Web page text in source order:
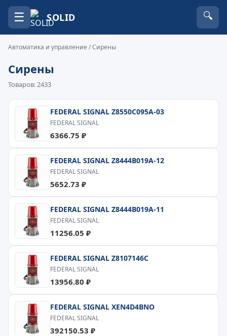
☰ SOLID 🔍
Автоматика и управление / Сирены
Сирены
Товаров: 2433
FEDERAL SIGNAL Z8550C095A-03
FEDERAL SIGNAL
6366.75 ₽
FEDERAL SIGNAL Z8444B019A-12
FEDERAL SIGNAL
5652.73 ₽
FEDERAL SIGNAL Z8444B019A-11
FEDERAL SIGNAL
11256.05 ₽
FEDERAL SIGNAL Z8107146C
FEDERAL SIGNAL
13956.80 ₽
FEDERAL SIGNAL XEN4D4BNO
FEDERAL SIGNAL
392150.53 ₽